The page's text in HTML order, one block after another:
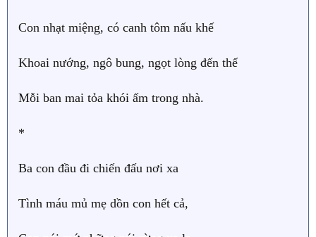
Con nhạt miệng, có canh tôm nấu khế
Khoai nướng, ngô bung, ngọt lòng đến thế
Mỗi ban mai tỏa khói ấm trong nhà.
*
Ba con đầu đi chiến đấu nơi xa
Tình máu mủ mẹ dồn con hết cả,